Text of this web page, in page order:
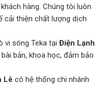
hàng. Chúng tôi luôn
cải thiện chất lượng dịch
vi sóng Teka tại Điện Lạnh
bản, khoa học, đảm bảo
Lê có hệ thống chi nhánh